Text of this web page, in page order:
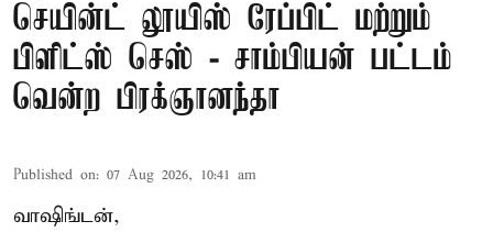
செயின்ட் லூயிஸ் ரேப்பிட் மற்றும்
பிளிட்ஸ் செஸ் - சாம்பியன் பட்டம்
வென்ற பிரக்ஞானந்தா
Published on: 07 Aug 2026, 10:41 am
வாஷிங்டன்,